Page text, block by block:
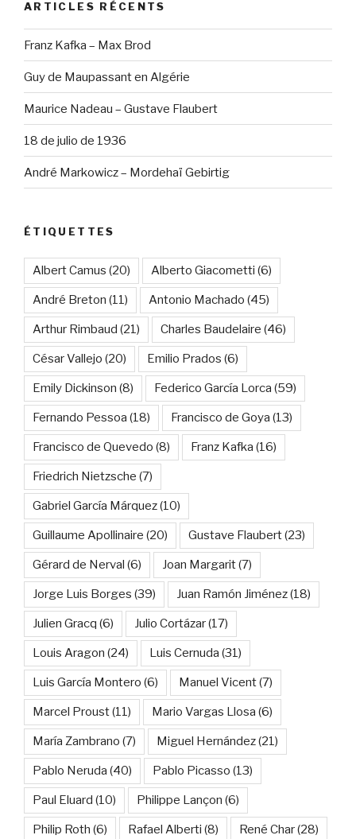
ARTICLES RÉCENTS
Franz Kafka – Max Brod
Guy de Maupassant en Algérie
Maurice Nadeau – Gustave Flaubert
18 de julio de 1936
André Markowicz – Mordehaï Gebirtig
ÉTIQUETTES
Albert Camus (20) Alberto Giacometti (6)
André Breton (11) Antonio Machado (45)
Arthur Rimbaud (21) Charles Baudelaire (46)
César Vallejo (20) Emilio Prados (6)
Emily Dickinson (8) Federico García Lorca (59)
Fernando Pessoa (18) Francisco de Goya (13)
Francisco de Quevedo (8) Franz Kafka (16)
Friedrich Nietzsche (7)
Gabriel García Márquez(10)
Guillaume Apollinaire (20) Gustave Flaubert(23)
Gérard de Nerval (6) Joan Margarit(7)
Jorge Luis Borges (39) Juan Ramón Jiménez(18)
Julien Gracq (6) Julio Cortázar(17)
Louis Aragon (24) Luis Cernuda (31)
Luis García Montero (6) Manuel Vicent(7)
Marcel Proust(11) Mario Vargas Llosa (6)
María Zambrano (7) Miguel Hernández(21)
Pablo Neruda (40) Pablo Picasso (13)
Paul Eluard (10) Philippe Lançon (6)
Philip Roth (6) Rafael Alberti (8) René Char(28)